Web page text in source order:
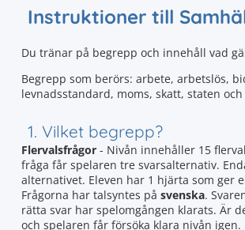
Instruktioner till
Du tränar på begrepp och innehåll vad
Begrepp som berörs: arbete, arbetslös,
levnadsstandard, moms, skatt, staten
1. Vilket begrepp?
Flervalsfrågor - Nivån innehåller 15
fråga får spelaren tre svarsalternativ.
alternativet. Eleven har 1 hjärta som ger
Frågorna har talsyntes på svenska.
rätta svar har spelomgången klarats. Är
och spelaren får försöka klara nivån igen.